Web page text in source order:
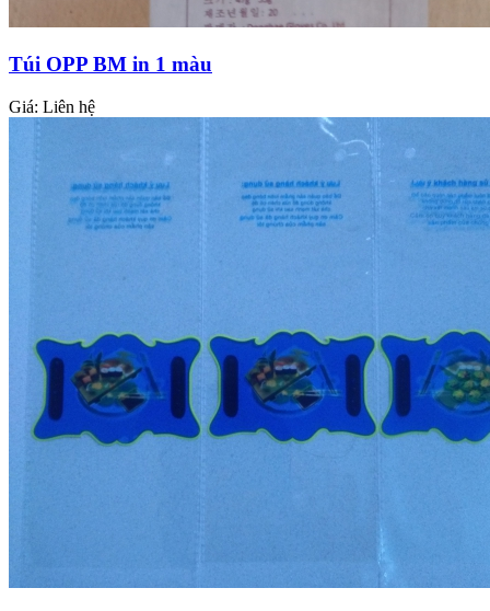
Túi OPP BM in 1 màu
Giá: Liên hệ